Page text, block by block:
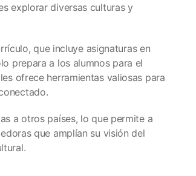
explorar diversas culturas y
que incluye asignaturas en
prepara a los alumnos para el
ofrece herramientas valiosas para
a otros países, lo que permite a
que amplían su visión del